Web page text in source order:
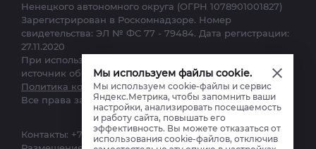
Мы используем файлы cookie.
Мы используем cookie-файлы и сервис
Яндекс.Метрика, чтобы запомнить ваши
настройки, анализировать посещаемость
и работу сайта, повышать его
эффективность. Вы можете отказаться от
использования cookie-файлов, отключив
Ненецкого автономного округа (ОГРН 1078901001827)
Зарегистрирован в Роскомнадзоре. Номер
свидетельства: ЭЛ № ФС 77 - 79484. Дата регистрации:
27.11.2020
При использовании материалов сайта ссылка на
источник обязательна.
Политика конфиденциальности.
Все права защищены. © 2012–2025
Контакты: +7 (34922) 7-12-62, ks-yanao@yamal-media.ru